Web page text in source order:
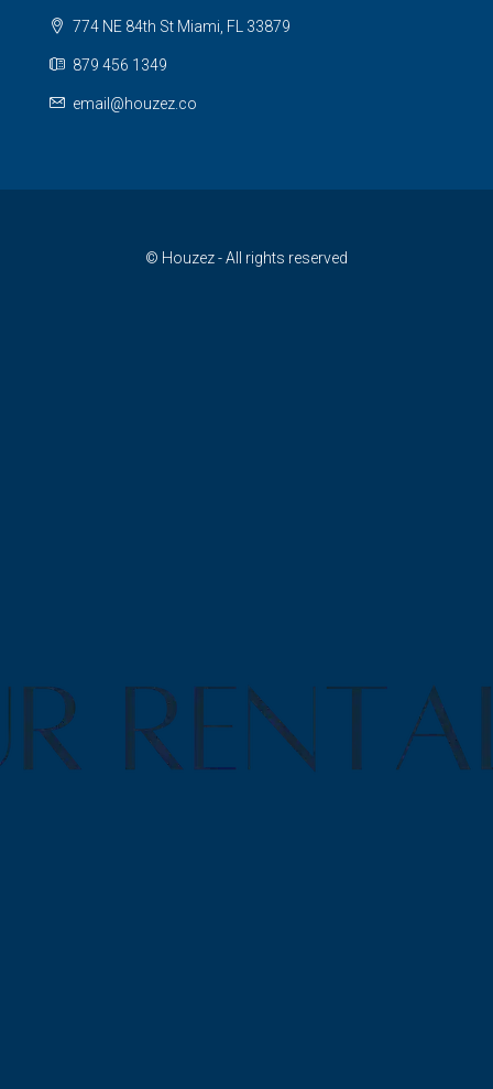
774 NE 84th St Miami, FL 33879
879 456 1349
email@houzez.co
© Houzez - All rights reserved